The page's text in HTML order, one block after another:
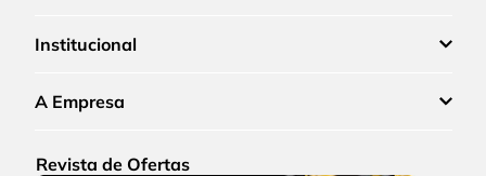
Institucional
A Empresa
Revista de Ofertas